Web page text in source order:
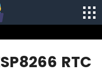
RTC